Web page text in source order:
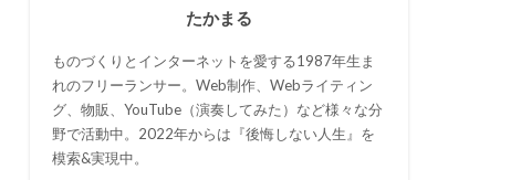
たかまる
ものづくりとインターネットを愛する1987年生ま
れのフリーランサー。Web制作、Webライティン
グ、物販、YouTube（演奏してみた）など様々な分
野で活動中。2022年からは『後悔しない人生』を
模索&実現中。